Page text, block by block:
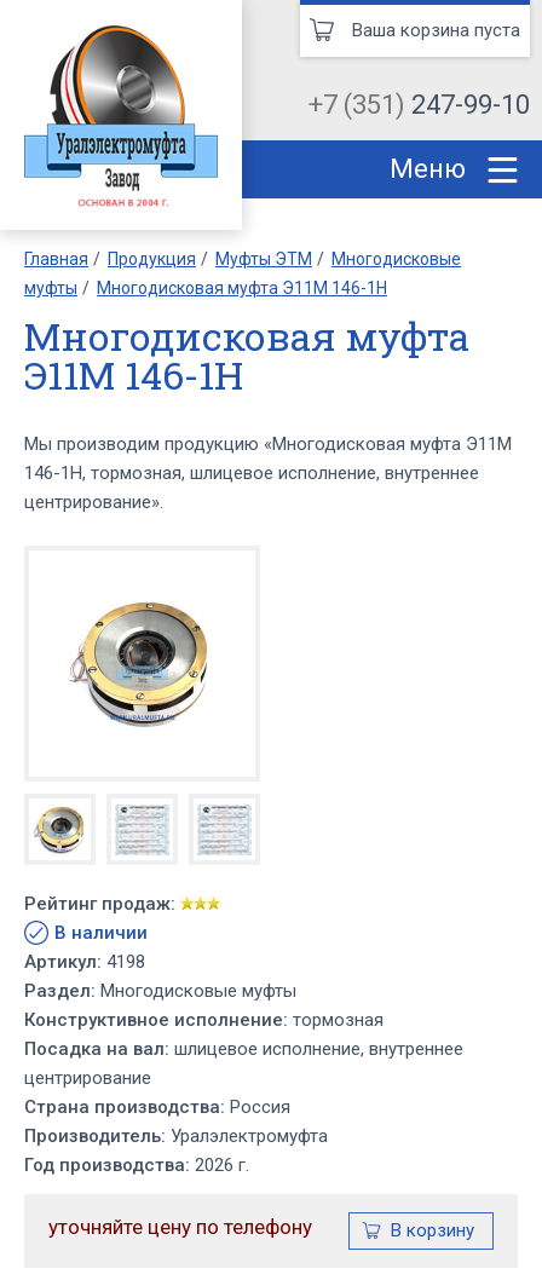
+7 (351) 247-99-10
Ваша корзина пуста
Меню
Главная Продукция Муфты ЭТМ
Многодисковые
муфты
Многодисковая муфта Э11М 146-1Н
Многодисковая муфта
Э11М 146-1Н
Мы производим продукцию «Многодисковая муфта Э11М
146-1Н, тормозная, шлицевое исполнение, внутреннее
центрирование».
Рейтинг продаж:
В наличии
Артикул: 4198
Раздел: Многодисковые муфты
Конструктивное исполнение: тормозная
Посадка на вал: шлицевое исполнение, внутреннее
центрирование
Страна производства: Россия
Производитель: Уралэлектромуфта
Год производства: 2026 г.
уточняйте цену по телефону